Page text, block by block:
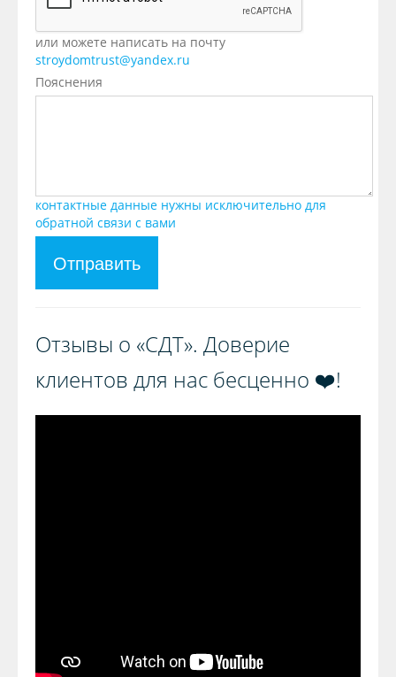
или можете написать на почту
stroydomtrust@yandex.ru
Пояснения
контактные данные нужны исключительно для
обратной связи с вами
Отправить
Отзывы о «СДТ». Доверие
клиентов для нас бесценно ❤️!